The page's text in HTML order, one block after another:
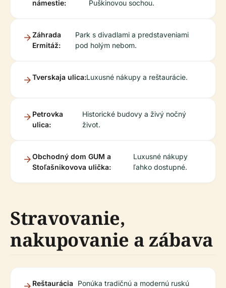
námestie: Puškinovou sochou.
Záhrada
Ermitáž:
Park s divadlami a predstaveniami
pod holým nebom.
Tverskaja ulica:Luxusné nákupy a reštaurácie.
Petrovka
ulica:
Historické budovy a živý nočný
život.
Obchodný dom GUM a
Stoľašnikovova ulička:
Luxusné nákupy
ľahko dostupné.
Stravovanie,
nakupovanie a zábava
Reštaurácia
Ponúka tradičnú a modernú ruskú